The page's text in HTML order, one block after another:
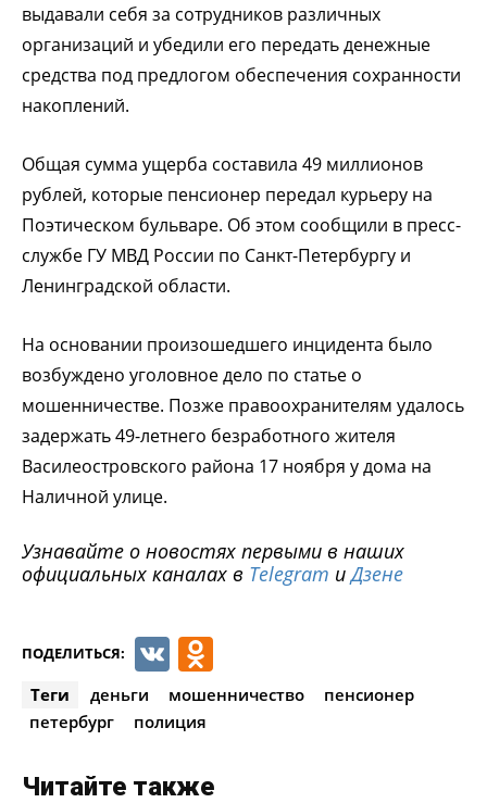
выдавали себя за сотрудников различных
организаций и убедили его передать денежные
средства под предлогом обеспечения сохранности
накоплений.
Общая сумма ущерба составила 49 миллионов
рублей, которые пенсионер передал курьеру на
Поэтическом бульваре. Об этом сообщили в пресс-
службе ГУ МВД России по Санкт-Петербургу и
Ленинградской области.
На основании произошедшего инцидента было
возбуждено уголовное дело по статье о
мошенничестве. Позже правоохранителям удалось
задержать 49-летнего безработного жителя
Василеостровского района 17 ноября у дома на
Наличной улице.
Узнавайте о новостях первыми в наших
официальных каналах в Telegram иДзене
ПОДЕЛИТЬСЯ: VK
Теги деньги мошенничество
пенсионер
петербург
полиция
Читайте также